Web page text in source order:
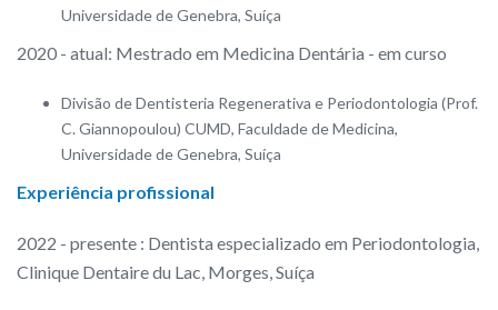
Universidade de Genebra, Suíça
2020 - atual: Mestrado em Medicina Dentária - em curso
Divisão de Dentisteria Regenerativa e Periodontologia (Prof.
C. Giannopoulou) CUMD, Faculdade de Medicina,
Universidade de Genebra, Suíça
Experiência profissional
2022 - presente : Dentista especializado em Periodontologia,
Clinique Dentaire du Lac, Morges, Suíça